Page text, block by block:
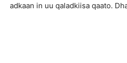
adkaan in uu qaladkiisa qaato.